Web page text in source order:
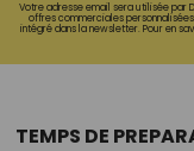
Votre adresse email sera utilisée par
offres commerciales
intégré dans la newsletter. Pour en
TEMPS DE